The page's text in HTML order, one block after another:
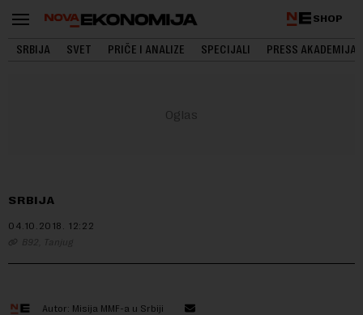
SHOP
SRBIJA SVET PRIČE I ANALIZE SPECIJALI PRESS AKADEMIJA
SRBIJA
04.10.2018. 12:22
B92, Tanjug
Autor: Misija MMF-a u Srbiji